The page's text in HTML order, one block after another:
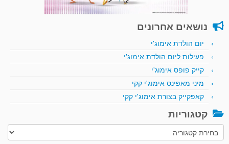
נושאים אחרונים
יום הולדת אימוג'י
פעילות ליום הולדת אימוג'י
קייק פופס אימוג'י
מיני מאפינס אימוג'י קקי
קאפקייק בצורת אימוג'י קקי
קטגוריות
קטגוריות